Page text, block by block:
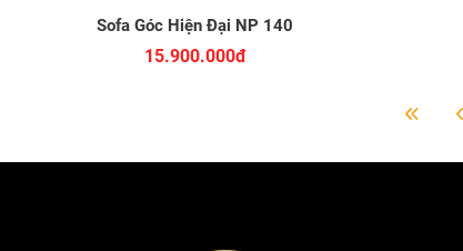
Sofa Góc Hiện Đại NP 140
15.900.000đ